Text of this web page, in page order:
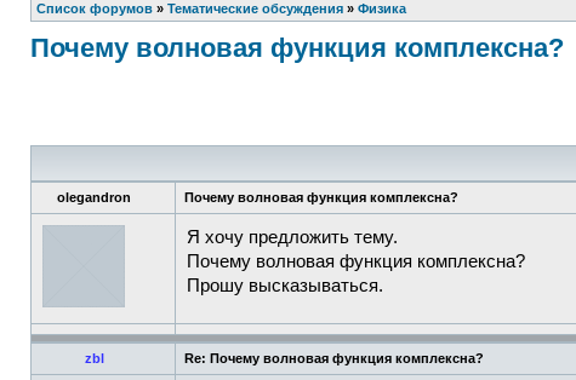
Список форумов » Тематические обсуждения » Физика
Почему волновая функция комплексна?
olegandron Почему волновая функция комплексна?
Я хочу предложить тему.
Почему волновая функция комплексна?
Прошу высказываться.
zbl Re: Почему волновая функция комплексна?